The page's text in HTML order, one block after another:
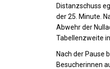
Distanzschuss
der 25. Minute.
Abwehr der
Tabellenzweite
Nach der Pause
Besucherinnen